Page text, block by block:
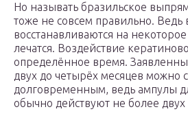
Но называть бразильское
тоже не совсем правильно. Ведь
восстанавливаются на
лечатся. Воздействие
определённое время.
двух до четырёх месяцев можно
долговременным, ведь ампулы
обычно действуют не более двух